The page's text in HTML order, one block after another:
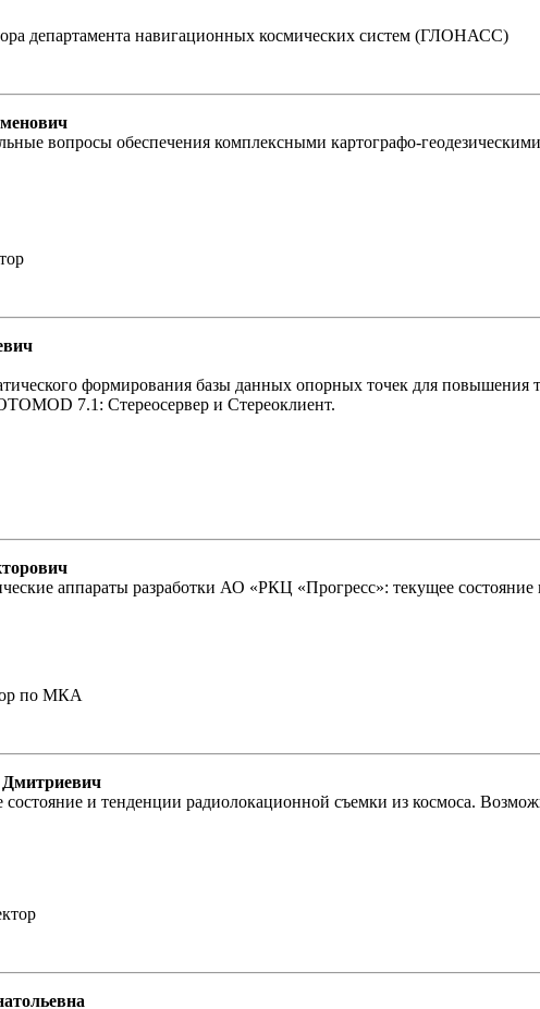
департамента навигационных космических систем (ГЛОНАСС)
вопросы обеспечения комплексными картографо-
формирования базы данных опорных точек для повышения
7.1: Стереосервер и Стереоклиент.
аппараты разработки АО «РКЦ «Прогресс»: текущее состояние
по МКА
состояние и тенденции радиолокационной съемки из космоса.